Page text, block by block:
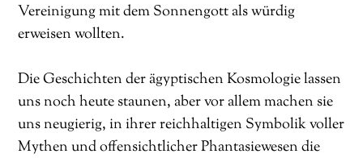
Vereinigung mit dem Sonnengott als würdig
erweisen wollten.
Die Geschichten der ägyptischen Kosmologie lassen
uns noch heute staunen, aber vor allem machen sie
uns neugierig, in ihrer reichhaltigen Symbolik voller
Mythen und offensichtlicher Phantasiewesen die